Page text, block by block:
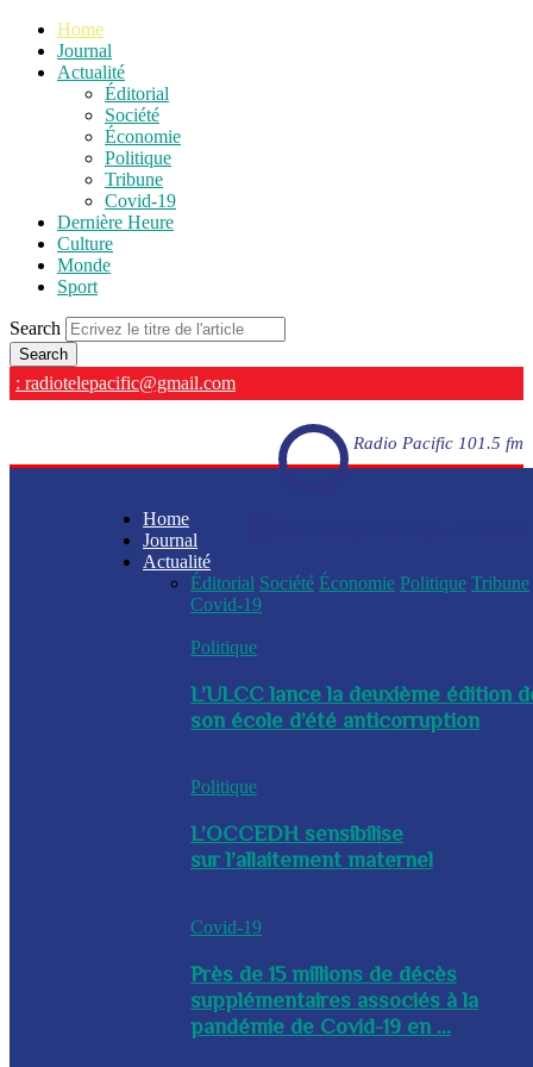
Home
Journal
Actualité
Éditorial
Société
Économie
Politique
Tribune
Covid-19
Dernière Heure
Culture
Monde
Sport
Search
: radiotelepacific@gmail.com
Radio Pacific 101.5 fm
Home
Journal
Actualité
Éditorial Société Économie Politique Tribune
Covid-19
Politique
L’ULCC lance la deuxième édition
son école d’été anticorruption
Politique
L’OCCEDH sensibilise
sur l’allaitement maternel
Covid-19
Près de 15 millions de décès
supplémentaires associés à la
pandémie de Covid-19 en ...